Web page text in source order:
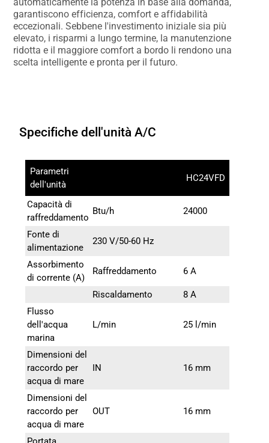
automaticamente la potenza in base alla domanda,
garantiscono efficienza, comfort e affidabilità
eccezionali. Sebbene l'investimento iniziale sia più
elevato, i risparmi a lungo termine, la manutenzione
ridotta e il maggiore comfort a bordo li rendono una
scelta intelligente e pronta per il futuro.
Specifiche dell'unità A/C
Parametri
dell'unità
HC24VFD
Capacità di
raffreddamento
Btu/h 24000
Fonte di
alimentazione
230 V/50-60 Hz
Assorbimento
di corrente (A)
Raffreddamento 6 A
Riscaldamento
8 A
Flusso
dell'acqua
marina
L/min 25 l/min
Dimensioni del
raccordo per
acqua di mare
IN 16 mm
Dimensioni del
raccordo per
acqua di mare
OUT 16 mm